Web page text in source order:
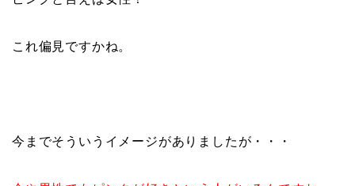
これ偏見ですかね。
今までそういうイメージがありましたが・・・